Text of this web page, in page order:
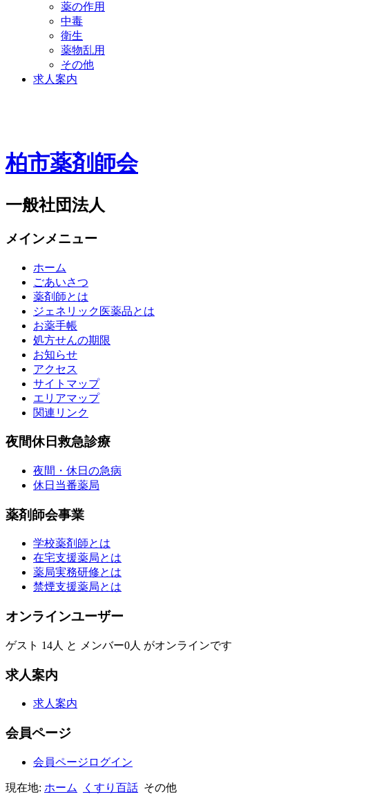
薬の作用
中毒
衛生
薬物乱用
その他
求人案内
柏市薬剤師会
一般社団法人
メインメニュー
ホーム
ごあいさつ
薬剤師とは
ジェネリック医薬品とは
お薬手帳
処方せんの期限
お知らせ
アクセス
サイトマップ
エリアマップ
関連リンク
夜間休日救急診療
夜間・休日の急病
休日当番薬局
薬剤師会事業
学校薬剤師とは
在宅支援薬局とは
薬局実務研修とは
禁煙支援薬局とは
オンラインユーザー
ゲスト 14人 と メンバー0人 がオンラインです
求人案内
求人案内
会員ページ
会員ページログイン
現在地: ホーム くすり百話 その他